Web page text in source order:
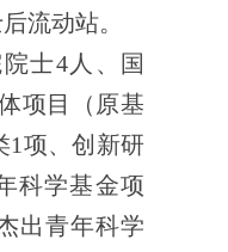
流动站。
士4人、国
项目（原基
1项、创新研
科学基金项
出青年科学